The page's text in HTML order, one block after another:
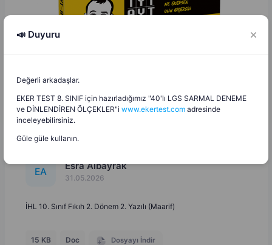
EA Esra Albayrak
31.05.2026
İHL 10. Sınıf Fıkıh 2. Dönem 2. Yazılı (Maarif)
15 KB Doc Dosyayı İndir
📣 Duyuru
Değerli arkadaşlar.
EKER TEST 8. SINIF için hazırladığımız "40'lı LGS SARMAL DENEME
ve DİNLENDİREN ÖLÇEKLER"i www.ekertest.com adresinde
inceleyebilirsiniz.
Güle güle kullanın.